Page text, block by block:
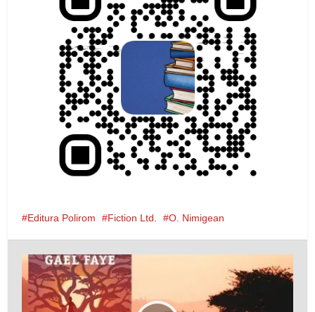
Editura Polirom Fiction Ltd. O. Nimigean